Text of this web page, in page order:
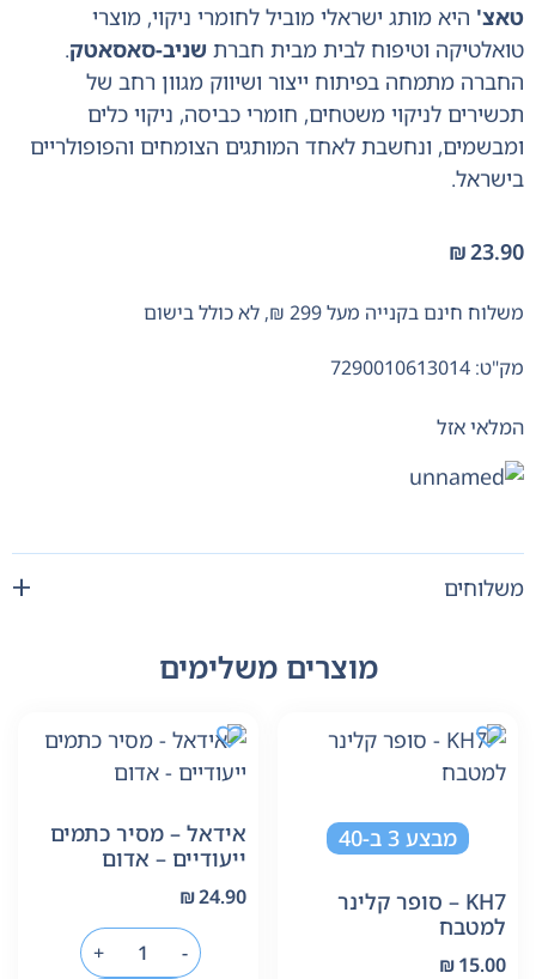
טאצ' היא מותג ישראלי מוביל לחומרי ניקוי, מוצרי
טואלטיקה וטיפוח לבית מבית חברת שניב-סאסאטק.
החברה מתמחה בפיתוח ייצור ושיווק מגוון רחב של
תכשירים לניקוי משטחים, חומרי כביסה, ניקוי כלים
ומבשמים, ונחשבת לאחד המותגים הצומחים והפופולריים
בישראל.
₪23.90
משלוח חינם בקנייה מעל 299 ₪, לא כולל בישום
מק"ט: 7290010613014
המלאי אזל
משלוחים
מוצרים משלימים
מבצע 3 ב-40
KH7 – סופר קלינר
למטבח
₪15.00
אידאל – מסיר כתמים
ייעודיים – אדום
₪24.90
-
+